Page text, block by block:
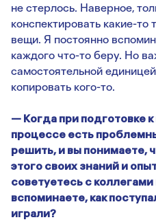
не стерлось. Наверное,
конспектировать какие-
вещи. Я постоянно
каждого что-то беру. Но
самостоятельной
копировать кого-то.
— Когда при подготовке
процессе есть
решить, и вы понимаете,
этого своих знаний и
советуетесь с
вспоминаете, как
играли?